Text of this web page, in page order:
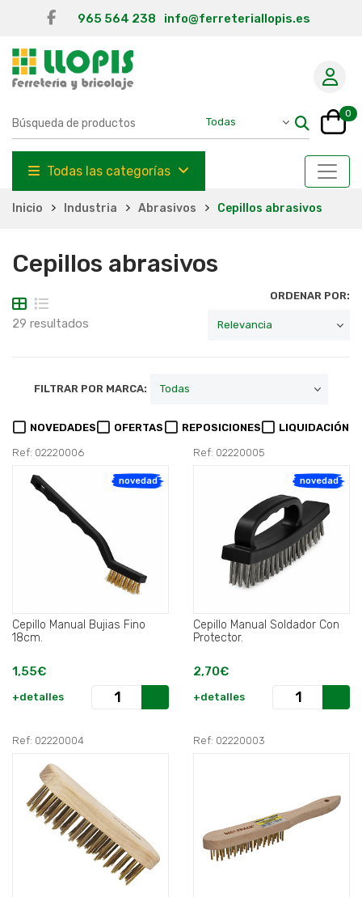
965 564 238 info@ferreteriallopis.es
0
Todas las categorías
Inicio Industria Abrasivos Cepillos abrasivos
Cepillos abrasivos
29 resultados
ORDENAR POR:
FILTRAR POR MARCA:
NOVEDADES OFERTAS REPOSICIONES LIQUIDACIÓN
Ref: 02220006
novedad
Cepillo Manual Bujias Fino
18cm.
1,55€
+detalles
Ref: 02220005
novedad
Cepillo Manual Soldador Con
Protector.
2,70€
+detalles
Ref: 02220004 Ref: 02220003